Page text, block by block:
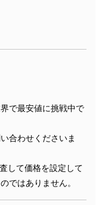
で最安値に挑戦中で
合わせくださいま
して価格を設定して
ではありません。